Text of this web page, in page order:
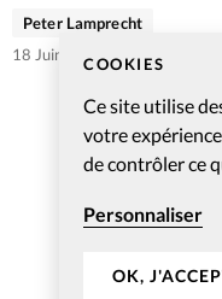
COOKIES
Ce site utilise
votre
de contrôler ce
Personnaliser
OK,
Peter Lamprecht
18 Juin 2007